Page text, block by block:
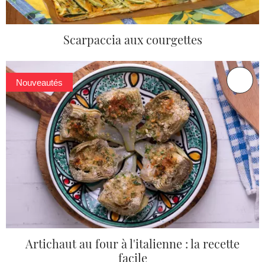
Scarpaccia aux courgettes
Nouveautés
Artichaut au four à l'italienne : la recette
facile